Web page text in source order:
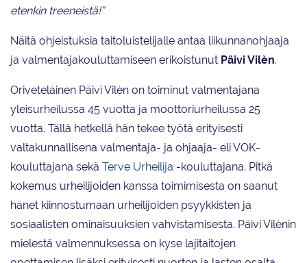
etenkin treeneistä!”
Näitä ohjeistuksia taitoluistelijalle antaa liikunnanohjaaja
ja valmentajakouluttamiseen erikoistunut Päivi Vilèn.
Oriveteläinen Päivi Vilèn on toiminut valmentajana
yleisurheilussa 45 vuotta ja moottoriurheilussa 25
vuotta. Tällä hetkellä hän tekee työtä erityisesti
valtakunnallisena valmentaja- ja ohjaaja- eli VOK-
kouluttajana sekä Terve Urheilija -kouluttajana. Pitkä
kokemus urheilijoiden kanssa toimimisesta on saanut
hänet kiinnostumaan urheilijoiden psyykkisten ja
sosiaalisten ominaisuuksien vahvistamisesta. Päivi Vilènin
mielestä valmennuksessa on kyse lajitaitojen